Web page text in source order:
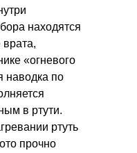
находятся
«огневого
наводка по
в ртути.
ртуть
прочно